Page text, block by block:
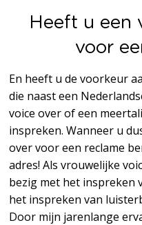
Heeft u een
voor
En heeft u de voorkeur
die naast een
voice over of een
inspreken. Wanneer u
over voor een reclame
adres! Als vrouwelijke
bezig met het inspreken
het inspreken van
Door mijn jarenlange